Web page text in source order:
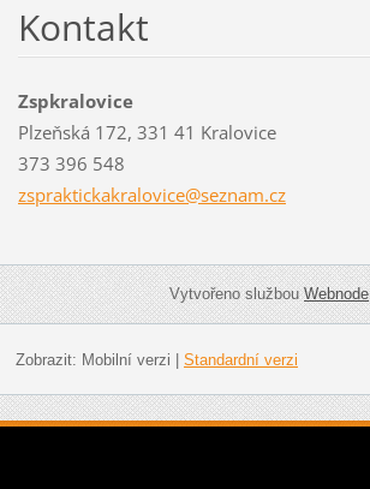
Kontakt
Zspkralovice
Plzeňská 172, 331 41 Kralovice
373 396 548
zspraktickakralovice@seznam.cz
Vytvořeno službouWebnode
Zobrazit: Mobilní verzi Standardní verzi